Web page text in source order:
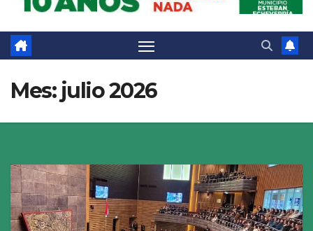
Mes: julio 2026